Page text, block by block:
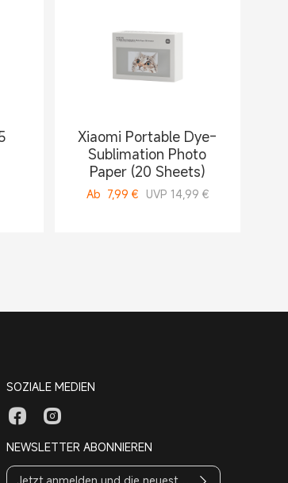
Xiaomi Portable Dye-
Sublimation Photo
Paper (20 Sheets)
Ab 7,99 € UVP 14,99 €
SOZIALE MEDIEN
NEWSLETTER ABONNIEREN